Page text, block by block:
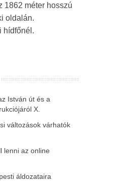
1862 méter hosszú
oldalán.
hídfőnél.
István út és a
X.
változások várhatók
lenni az online
áldozataira